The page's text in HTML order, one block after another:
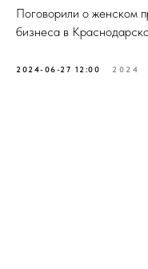
Поговорили о женском
бизнеса в
2024-06-27 12:00 2024